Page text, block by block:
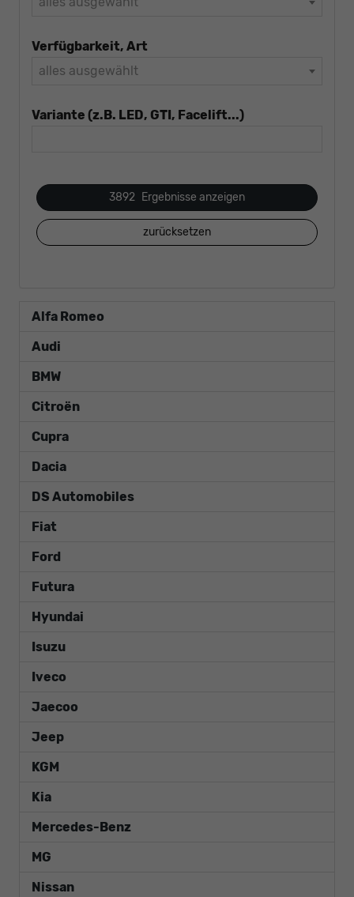
Verfügbarkeit, Art
alles ausgewählt
Variante (z.B. LED, GTI, Facelift...)
3892 Ergebnisse anzeigen
zurücksetzen
Alfa Romeo
Audi
BMW
Citroën
Cupra
Dacia
DS Automobiles
Fiat
Ford
Futura
Hyundai
Isuzu
Iveco
Jaecoo
Jeep
KGM
Kia
Mercedes-Benz
MG
Nissan